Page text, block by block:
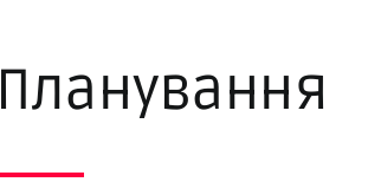
Планування